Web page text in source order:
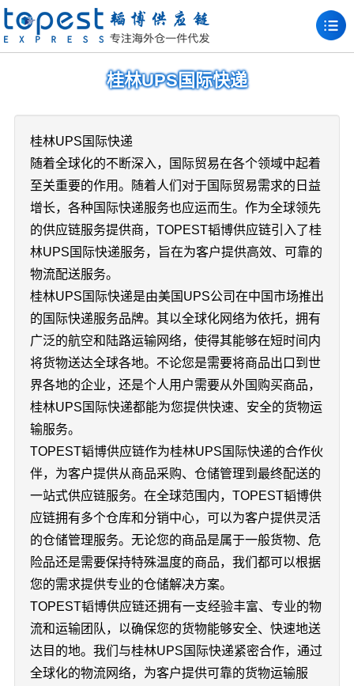
桂林UPS国际快递
桂林UPS国际快递
随着全球化的不断深入，国际贸易在各个领域中起着
至关重要的作用。随着人们对于国际贸易需求的日益
增长，各种国际快递服务也应运而生。作为全球领先
的供应链服务提供商，TOPEST韬博供应链引入了桂
林UPS国际快递服务，旨在为客户提供高效、可靠的
物流配送服务。
桂林UPS国际快递是由美国UPS公司在中国市场推出
的国际快递服务品牌。其以全球化网络为依托，拥有
广泛的航空和陆路运输网络，使得其能够在短时间内
将货物送达全球各地。不论您是需要将商品出口到世
界各地的企业，还是个人用户需要从外国购买商品，
桂林UPS国际快递都能为您提供快速、安全的货物运
输服务。
TOPEST韬博供应链作为桂林UPS国际快递的合作伙
伴，为客户提供从商品采购、仓储管理到最终配送的
一站式供应链服务。在全球范围内，TOPEST韬博供
应链拥有多个仓库和分销中心，可以为客户提供灵活
的仓储管理服务。无论您的商品是属于一般货物、危
险品还是需要保持特殊温度的商品，我们都可以根据
您的需求提供专业的仓储解决方案。
TOPEST韬博供应链还拥有一支经验丰富、专业的物
流和运输团队，以确保您的货物能够安全、快速地送
达目的地。我们与桂林UPS国际快递紧密合作，通过
全球化的物流网络，为客户提供可靠的货物运输服